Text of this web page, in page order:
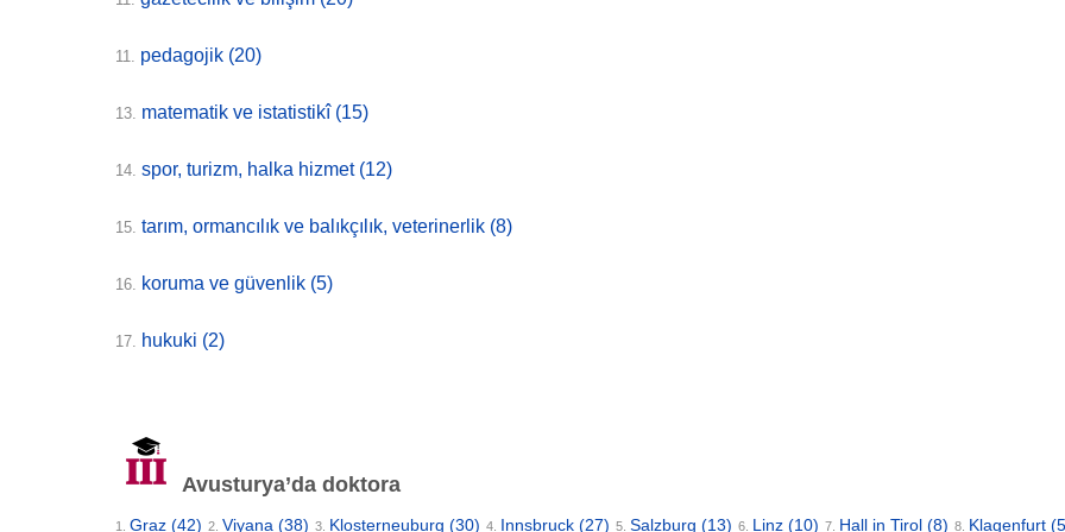
11. pedagojik (20)
13. matematik ve istatistikî (15)
14. spor, turizm, halka hizmet (12)
15. tarım, ormancılık ve balıkçılık, veterinerlik (8)
16. koruma ve güvenlik (5)
17. hukuki (2)
Avusturya’da doktora
1. Graz (42) 2. Viyana (38) 3. Klosterneuburg (30) 4. Innsbruck (27) 5. Salzburg (13) 6. Linz (10) 7. Hall in Tirol (8) 8. Klagenfurt